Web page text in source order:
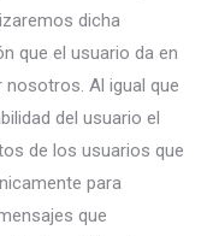
dicha
que el usuario da en
nosotros. Al igual que
del usuario el
de los usuarios que
para
que